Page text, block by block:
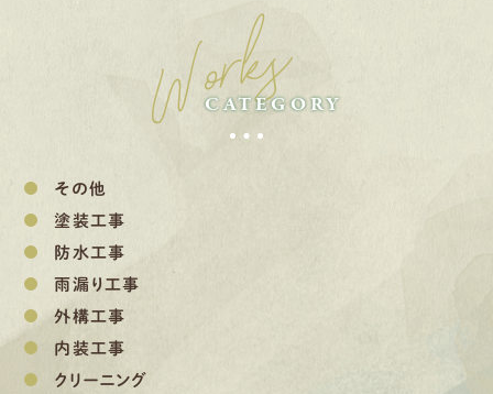
Works
CATEGORY
その他
塗装工事
防水工事
雨漏り工事
外構工事
内装工事
クリーニング